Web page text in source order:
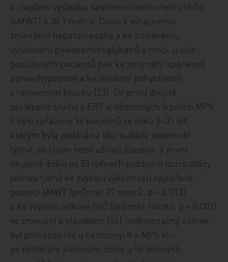
a zlepšení výsledku šestiminutového testu chůzí
(6MWT) o 38,1 metru. Došlo k výraznému
zmenšení hepatomegalie a ke sníženému
vylučování glykosaminoglykanů v moči, u více
postižených pacientů pak ke zmírnění spánkové
apnoe/hypopnoe a ke zlepšení pohyblivosti
v ramenním kloubu [23]. Do první dvojitě
zaslepené studie s ERT u nemocných trpících MPS
II bylo zařazeno 96 pacientů ve věku 5–31 let,
kterým byla podávána idursulfáza jedenkrát
týdně, ob týden nebo užívali placebo. V první
skupině došlo po 53 týdnech podávání idursulfázy
jednou týdně ke zvýšení výkonnosti vyjádřené
pomocí 6MWT (průměr 37 metrů, p = 0,013)
a ke zvýšení celkové FVC (průměr 160 ml, p = 0,001)
ve srovnání s placebem [24]. Jednoznačný účinek
byl prokázán též u nemocných s MPS VI –
po pětiletém sledování došlo u 56 léčených